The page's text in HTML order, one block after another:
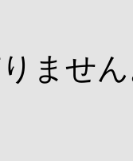
ませ